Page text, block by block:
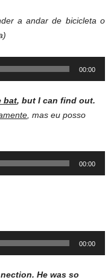
a andar de bicicleta o
00:00
bat, but I can find out.
, mas eu posso
00:00
00:00
He was so